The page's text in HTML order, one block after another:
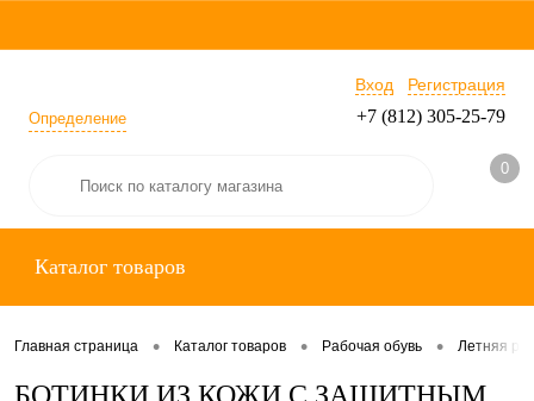
Определение
Вход Регистрация
+7 (812) 305-25-79
0
Каталог товаров
Главная страница • Каталог товаров • Рабочая обувь • Летняя